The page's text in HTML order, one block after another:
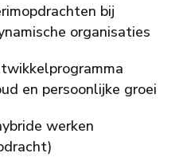
bij
organisaties
en persoonlijke groei
werken